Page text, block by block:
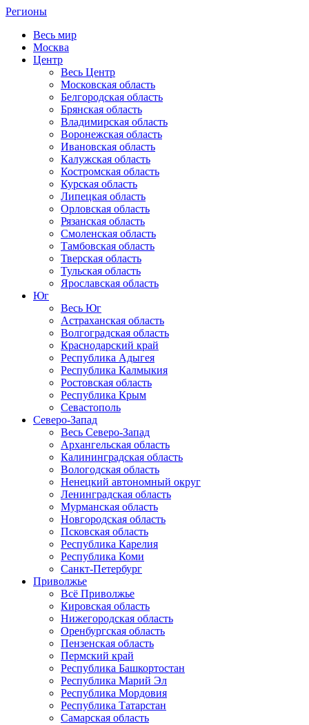
Регионы
Весь мир
Москва
Центр
Весь Центр
Московская область
Белгородская область
Брянская область
Владимирская область
Воронежская область
Ивановская область
Калужская область
Костромская область
Курская область
Липецкая область
Орловская область
Рязанская область
Смоленская область
Тамбовская область
Тверская область
Тульская область
Ярославская область
Юг
Весь Юг
Астраханская область
Волгоградская область
Краснодарский край
Республика Адыгея
Республика Калмыкия
Ростовская область
Республика Крым
Севастополь
Северо-Запад
Весь Северо-Запад
Архангельская область
Калининградская область
Вологодская область
Ненецкий автономный округ
Ленинградская область
Мурманская область
Новгородская область
Псковская область
Республика Карелия
Республика Коми
Санкт-Петербург
Приволжье
Всё Приволжье
Кировская область
Нижегородская область
Оренбургская область
Пензенская область
Пермский край
Республика Башкортостан
Республика Марий Эл
Республика Мордовия
Республика Татарстан
Самарская область